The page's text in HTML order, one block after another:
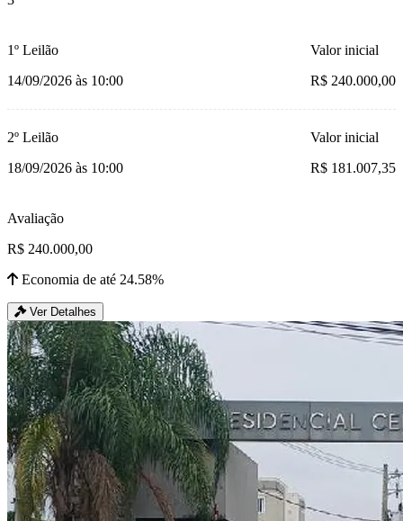
1º Leilão
14/09/2026 às 10:00
Valor inicial
R$ 240.000,00
2º Leilão
18/09/2026 às 10:00
Valor inicial
R$ 181.007,35
Avaliação
R$ 240.000,00
Economia de até 24.58%
Ver Detalhes